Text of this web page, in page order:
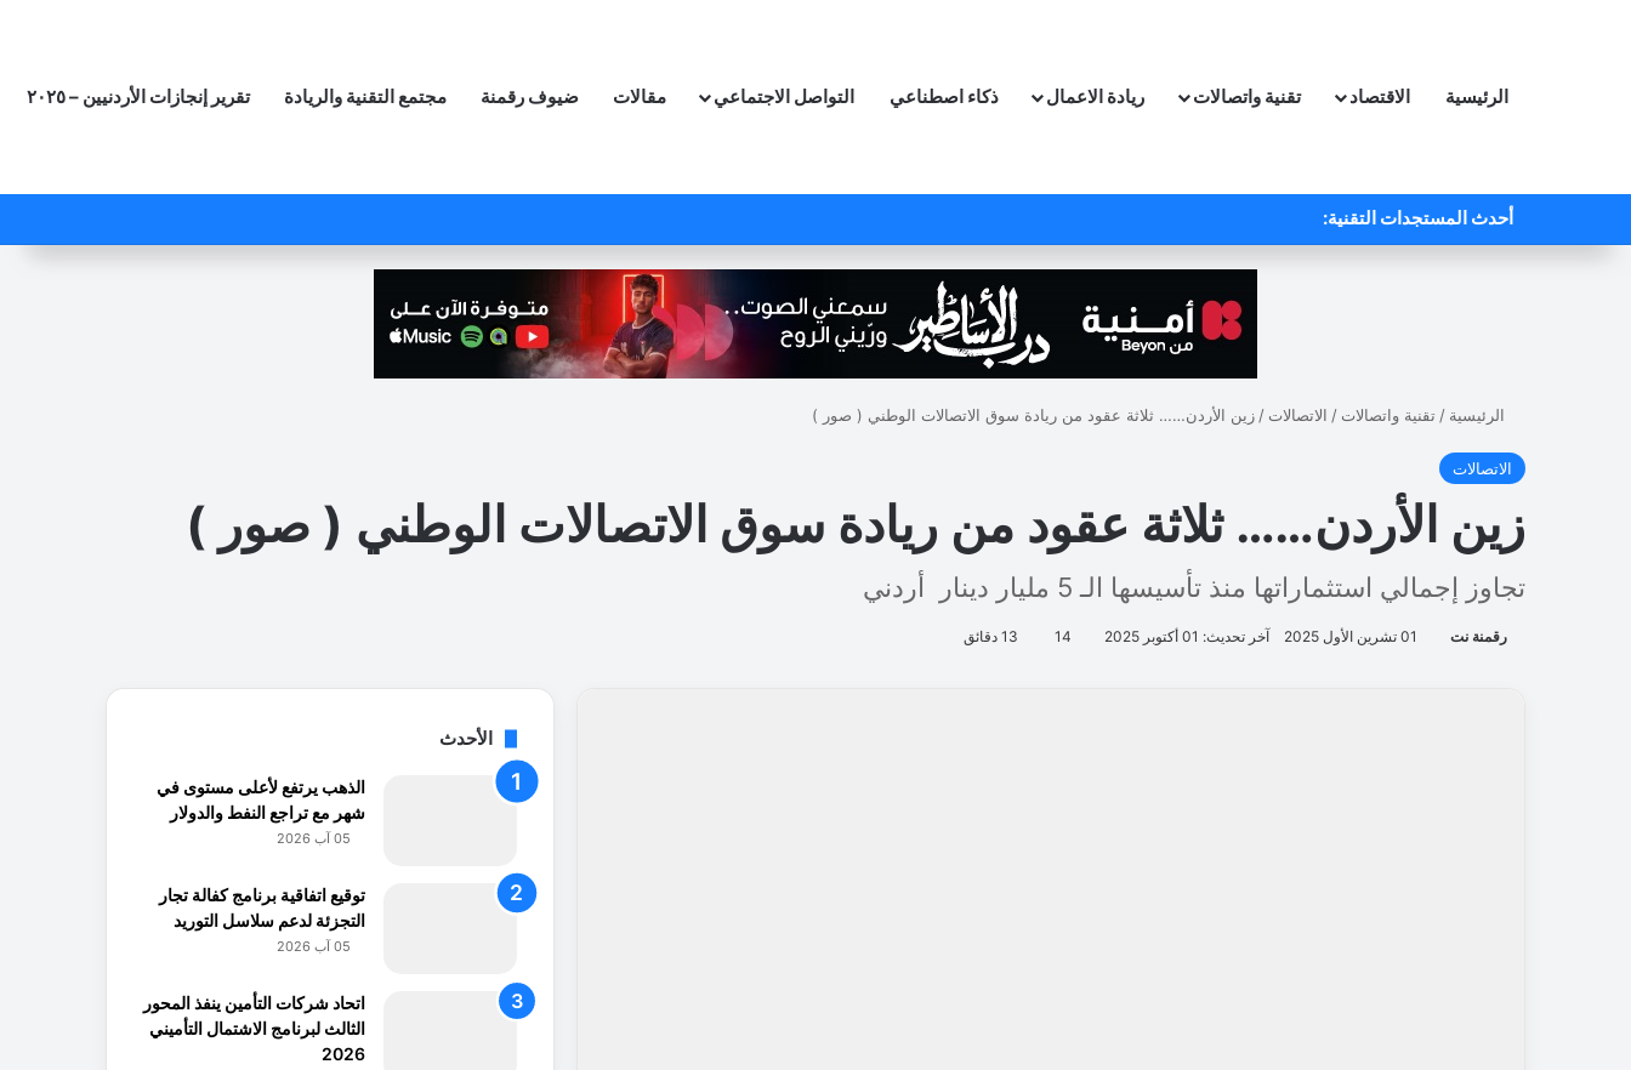
الرئيسية الاقتصاد تقنية واتصالات ريادة الاعمال ذكاء اصطناعي التواصل الاجتماعي مقالات ضيوف رقمنة مجتمع التقنية والريادة تقرير إنجازات الأردنيين – ٢٠٢٥
أحدث المستجدات التقنية:
الرئيسية / تقنية واتصالات / الاتصالات / زين الأردن…… ثلاثة عقود من ريادة سوق الاتصالات الوطني ( صور )
الاتصالات
زين الأردن…… ثلاثة عقود من ريادة سوق الاتصالات الوطني ( صور )
تجاوز إجمالي استثماراتها منذ تأسيسها الـ 5 مليار دينار أردني
رقمنة نت 01 تشرين الأول 2025 آخر تحديث: 01 أكتوبر 2025 14
الأحدث
الذهب يرتفع لأعلى مستوى في
شهر مع تراجع النفط والدولار
05 آب 2026
توقيع اتفاقية برنامج كفالة تجار
التجزئة لدعم سلاسل التوريد
05 آب 2026
اتحاد شركات التأمين ينفذ المحور
الثالث لبرنامج الاشتمال التأميني
2026